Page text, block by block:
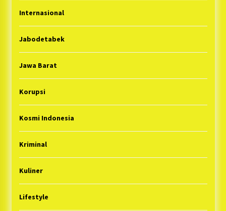
Internasional
Jabodetabek
Jawa Barat
Korupsi
Kosmi Indonesia
Kriminal
Kuliner
Lifestyle